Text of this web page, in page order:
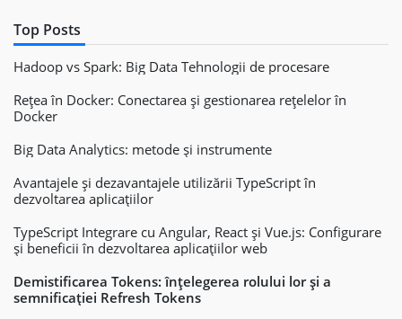
Top Posts
Hadoop vs Spark: Big Data Tehnologii de procesare
Rețea în Docker: Conectarea și gestionarea rețelelor în
Docker
Big Data Analytics: metode și instrumente
Avantajele și dezavantajele utilizării TypeScript în
dezvoltarea aplicațiilor
TypeScript Integrare cu Angular, React și Vue.js: Configurare
și beneficii în dezvoltarea aplicațiilor web
Demistificarea Tokens: înțelegerea rolului lor și a
semnificației Refresh Tokens